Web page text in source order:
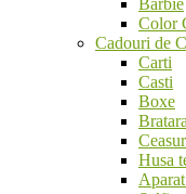
Color
Cadouri de
Carti
Casti
Boxe
Husa